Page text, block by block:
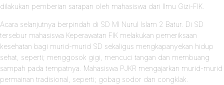
dilakukan pemberian sarapan oleh mahasiswa dari Ilmu Gizi-FIK.
Acara selanjutnya berpindah di SD MI Nurul Islam 2 Batur. Di SD
tersebur mahasiswa Keperawatan FIK melakukan pemeriksaan
kesehatan bagi murid-murid SD sekaligus mengkapanyekan hidup
sehat, seperti; menggosok gigi, mencuci tangan dan membuang
sampah pada tempatnya. Mahasiswa PJKR mengajarkan murid-murid
permainan tradisional, seperti; gobag sodor dan congklak.